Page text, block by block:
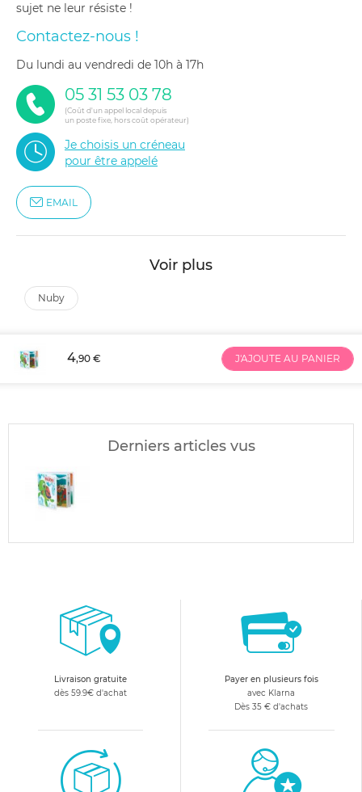
sujet ne leur résiste !
Contactez-nous !
du lundi au vendredi de 10h à 17h
05 31 53 03 78
(Coût d'un appel local depuis
un poste fixe, hors coût opérateur)
Je choisis un créneau
pour être appelé
EMAIL
Voir plus
nuby
4,90 € J'AJOUTE AU PANIER
Derniers articles vus
Livraison gratuite
dès 59.9€ d'achat
Payer en plusieurs fois
avec Klarna
Dès 35 € d'achats